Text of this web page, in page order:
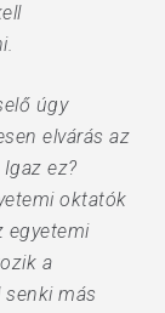
úgy
elvárás az
ez?
oktatók
egyetemi
a
más